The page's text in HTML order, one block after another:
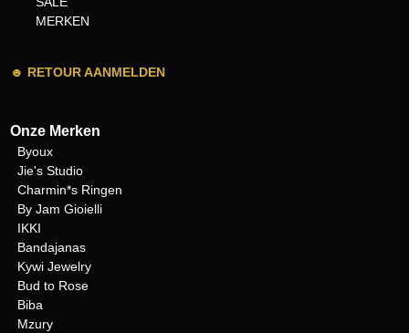
MERKEN
☻ RETOUR AANMELDEN
Onze Merken
Byoux
Jie's Studio
Charmin*s Ringen
By Jam Gioielli
IKKI
Bandajanas
Kywi Jewelry
Bud to Rose
Biba
Mzury